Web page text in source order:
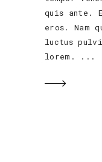
quis ante.
eros. Nam
luctus
lorem.